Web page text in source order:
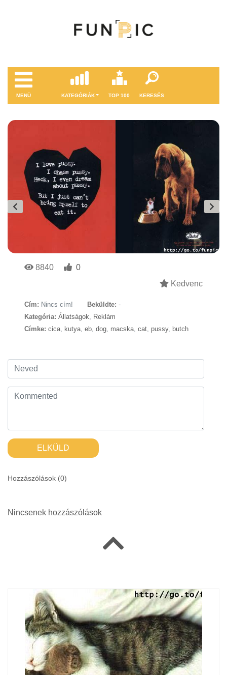
MENÜ KATEGÓRIÁK TOP 100 KERESÉS
8840
0
Kedvenc
Cím: Nincs cím! Beküldte: -
Kategória: Állatságok
Reklám
Címke: cica kutya eb dog macska cat pussy, butch
ELKÜLD
Hozzászólások (0)
Nincsenek hozzászólások